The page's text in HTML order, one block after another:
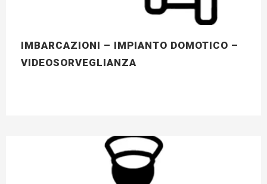
IMBARCAZIONI – IMPIANTO DOMOTICO –
VIDEOSORVEGLIANZA